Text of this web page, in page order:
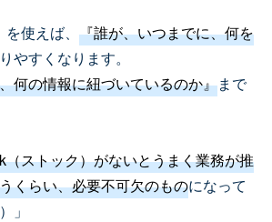
使えば、 『誰が、いつまでに、何を
やすくなります。
何の情報に紐づいているのか』まで
（ストック）がないとうまく業務が推
くらい、必要不可欠のものになって
」